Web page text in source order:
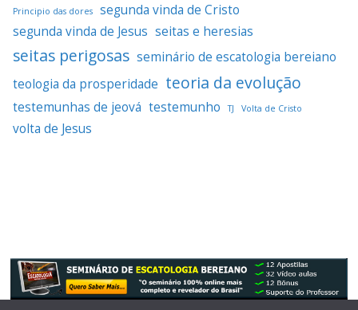
Principio das dores
segunda vinda de Cristo
segunda vinda de Jesus seitas e heresias
seitas perigosas seminário de escatologia bereiano
teologia da prosperidade teoria da evolução
testemunhas de jeová testemunho TJ Volta de Cristo
volta de Jesus